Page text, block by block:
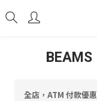
全店，ATM 付款優